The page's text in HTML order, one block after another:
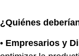
¿Quiénes
• Empresarios y